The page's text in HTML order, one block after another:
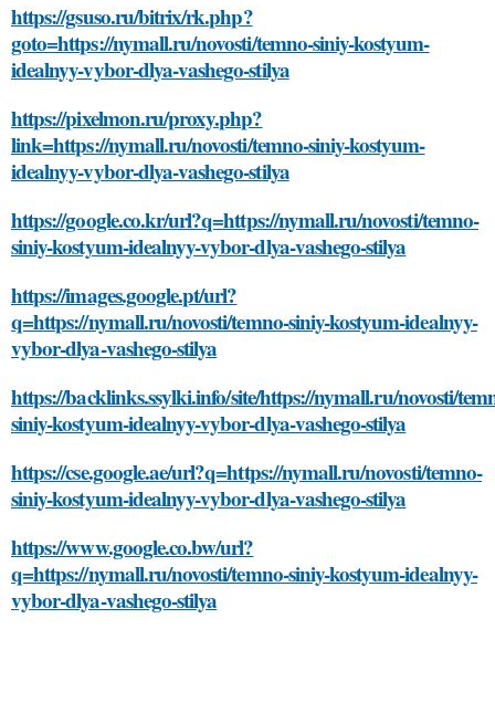
https://gsuso.ru/bitrix/rk.php?
goto=https://nymall.ru/novosti/temno-siniy-kostyum-
idealnyy-vybor-dlya-vashego-stilya
https://pixelmon.ru/proxy.php?
link=https://nymall.ru/novosti/temno-siniy-kostyum-
idealnyy-vybor-dlya-vashego-stilya
https://google.co.kr/url?q=https://nymall.ru/novosti/temno-
siniy-kostyum-idealnyy-vybor-dlya-vashego-stilya
https://images.google.pt/url?
q=https://nymall.ru/novosti/temno-siniy-kostyum-idealnyy-
vybor-dlya-vashego-stilya
https://backlinks.ssylki.info/site/https://nymall.ru/novosti/
siniy-kostyum-idealnyy-vybor-dlya-vashego-stilya
https://cse.google.ae/url?q=https://nymall.ru/novosti/temno-
siniy-kostyum-idealnyy-vybor-dlya-vashego-stilya
https://www.google.co.bw/url?
q=https://nymall.ru/novosti/temno-siniy-kostyum-idealnyy-
vybor-dlya-vashego-stilya